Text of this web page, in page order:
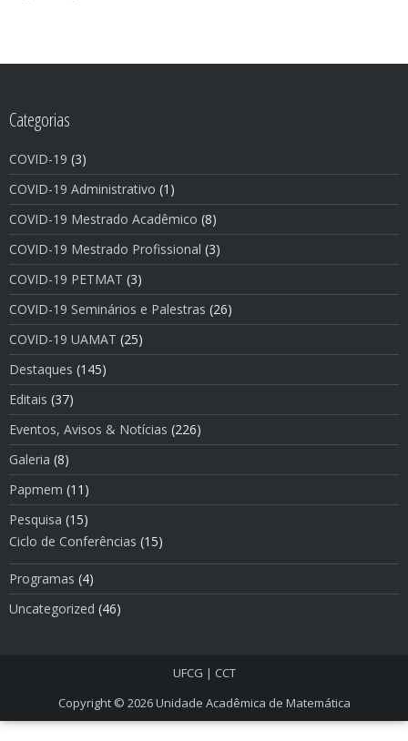
Categorias
COVID-19 (3)
COVID-19 Administrativo (1)
COVID-19 Mestrado Acadêmico (8)
COVID-19 Mestrado Profissional (3)
COVID-19 PETMAT (3)
COVID-19 Seminários e Palestras (26)
COVID-19 UAMAT (25)
Destaques (145)
Editais (37)
Eventos, Avisos & Notí­cias (226)
Galeria (8)
Papmem (11)
Pesquisa (15)
Ciclo de Conferências (15)
Programas (4)
Uncategorized (46)
UFCG | CCT
Copyright © 2026Unidade Acadêmica de Matemática